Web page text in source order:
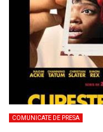
COMUNICATE DE PRESA